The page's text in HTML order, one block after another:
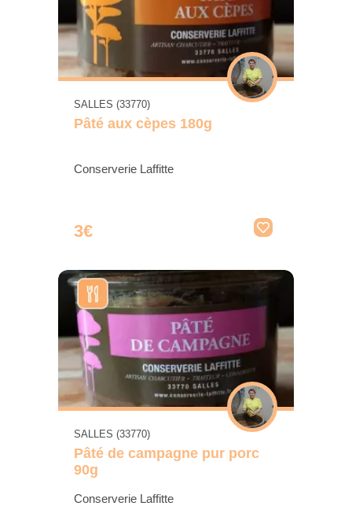
SALLES (33770)
Pâté aux cèpes 180g
Conserverie Laffitte
3€
SALLES (33770)
Pâté de campagne pur porc
90g
Conserverie Laffitte